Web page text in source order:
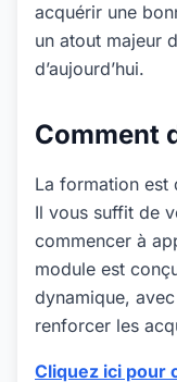
acquérir une
un atout majeur
d’aujourd’hui.
Comment
La formation est
Il vous suffit de
commencer à
module est
dynamique,
renforcer les
Cliquez ici pour